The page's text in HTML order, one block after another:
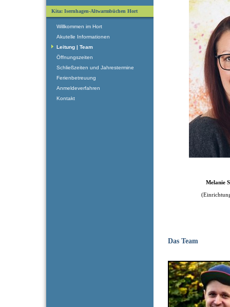
Melanie
Das Team
Kita: Isernhagen-Altwarmbüchen Hort
Willkommen im Hort
Akutelle Informationen
Leitung | Team
Öffnungszeiten
Schließzeiten und Jahrestermine
Ferienbetreuung
Anmeldeverfahren
Kontakt